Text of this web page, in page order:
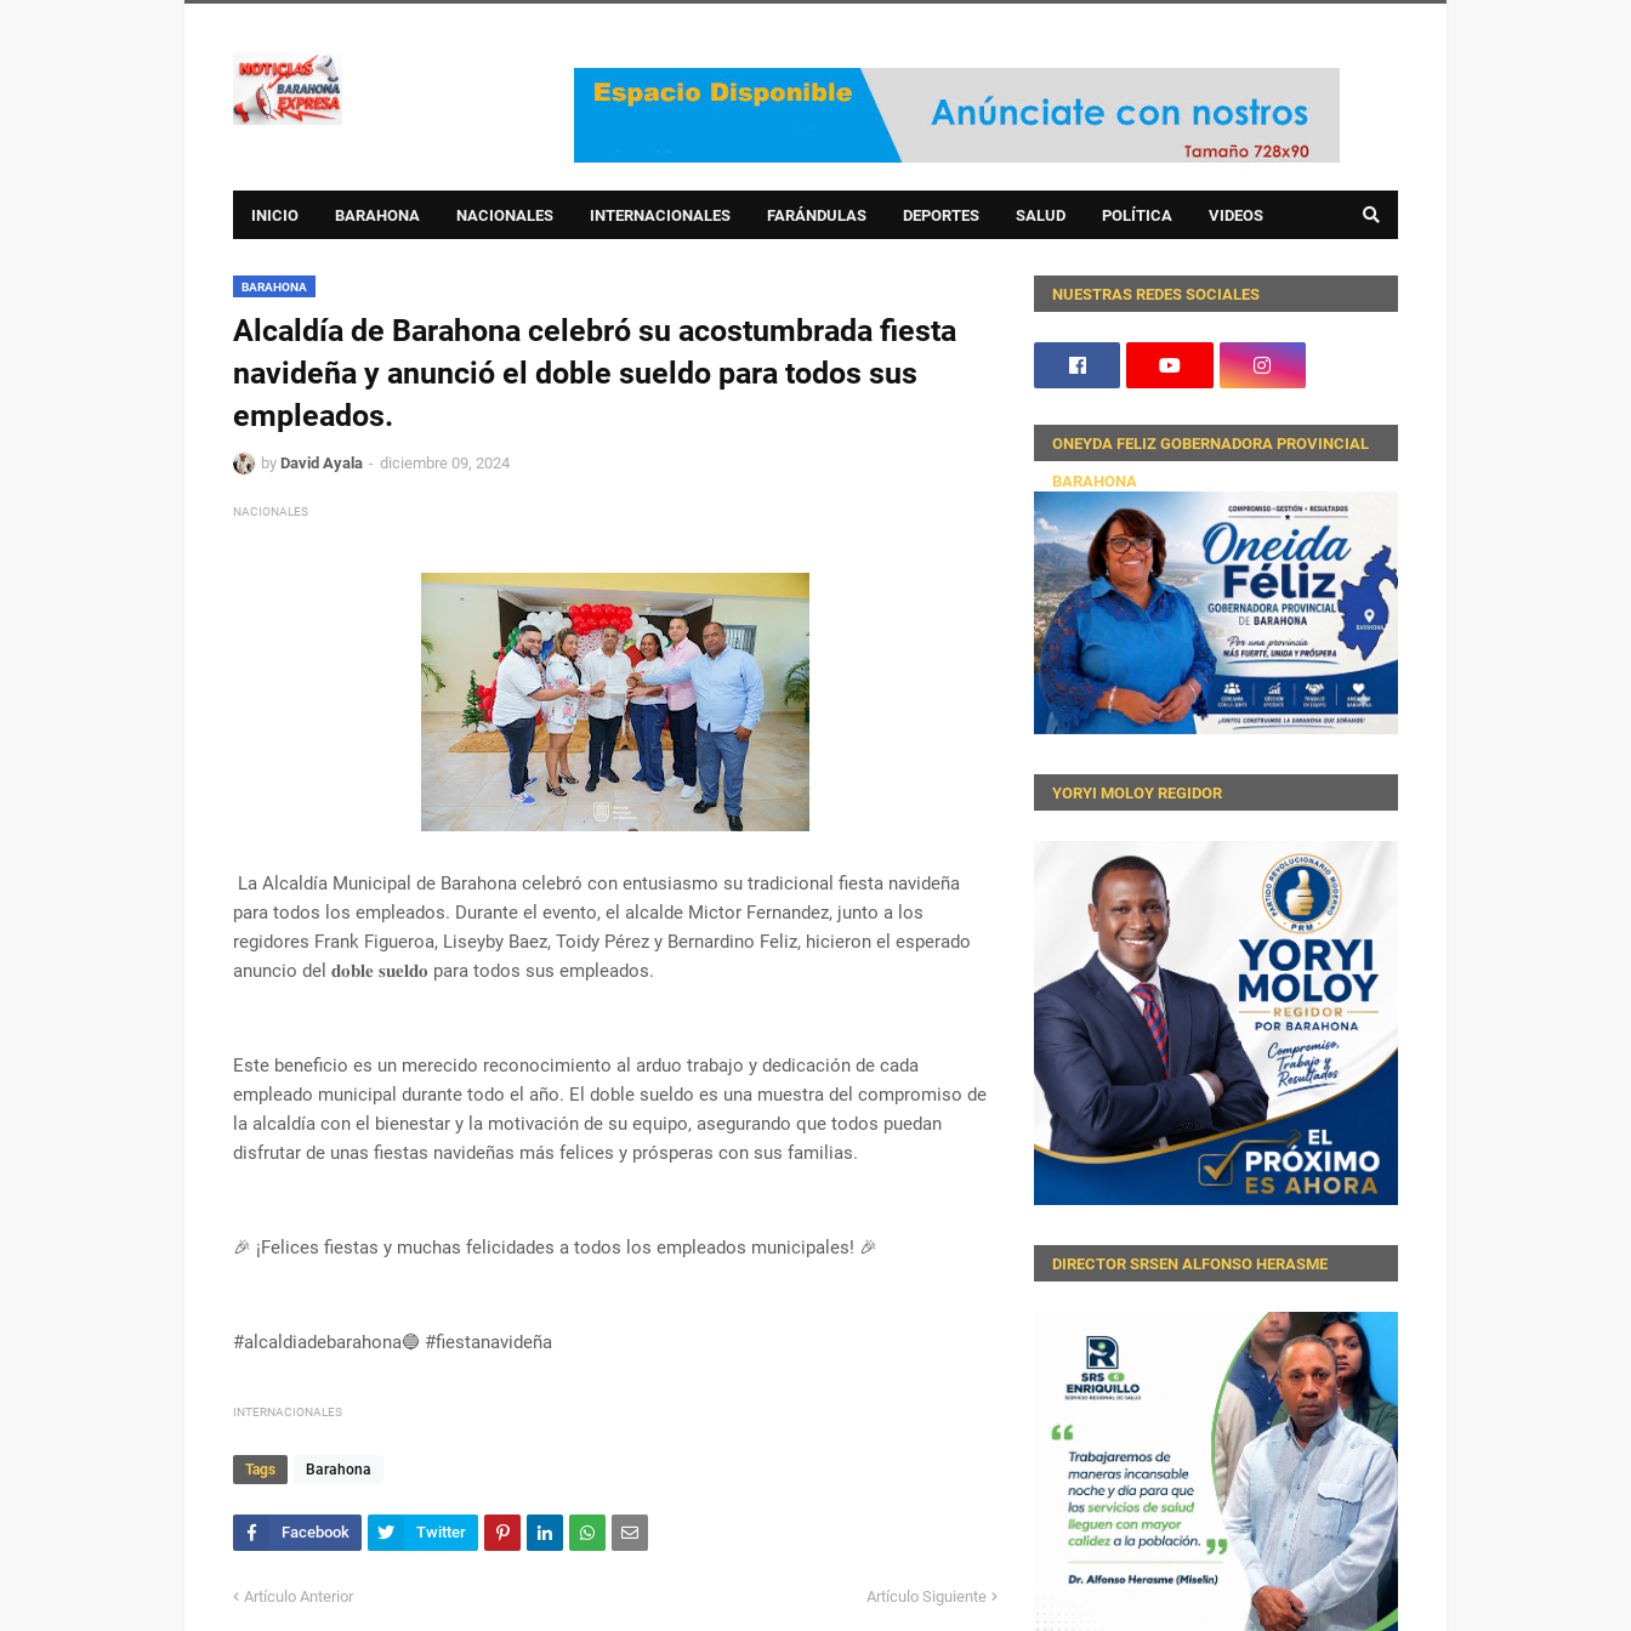
INICIO BARAHONA NACIONALES INTERNACIONALES FARÁNDULAS DEPORTES SALUD POLÍTICA VIDEOS
BARAHONA
Alcaldía de Barahona celebró su acostumbrada fiesta
navideña y anunció el doble sueldo para todos sus
empleados.
by David Ayala diciembre 09, 2024
NACIONALES
La Alcaldía Municipal de Barahona celebró con entusiasmo su tradicional fiesta navideña
para todos los empleados. Durante el evento, el alcalde Mictor Fernandez, junto a los
regidores Frank Figueroa, Liseyby Baez, Toidy Pérez y Bernardino Feliz, hicieron el esperado
anuncio del 𝐝𝐨𝐛𝐥𝐞 𝐬𝐮𝐞𝐥𝐝𝐨 para todos sus empleados.
Este beneficio es un merecido reconocimiento al arduo trabajo y dedicación de cada
empleado municipal durante todo el año. El doble sueldo es una muestra del compromiso de
la alcaldía con el bienestar y la motivación de su equipo, asegurando que todos puedan
disfrutar de unas fiestas navideñas más felices y prósperas con sus familias.
🎉 ¡Felices fiestas y muchas felicidades a todos los empleados municipales! 🎉
#alcaldiadebarahona🔵 #fiestanavideña
INTERNACIONALES
Tags Barahona
Artículo Anterior Artículo Siguiente
NUESTRAS REDES SOCIALES
ONEYDA FELIZ GOBERNADORA PROVINCIAL
BARAHONA
YORYI MOLOY REGIDOR
DIRECTOR SRSEN ALFONSO HERASME